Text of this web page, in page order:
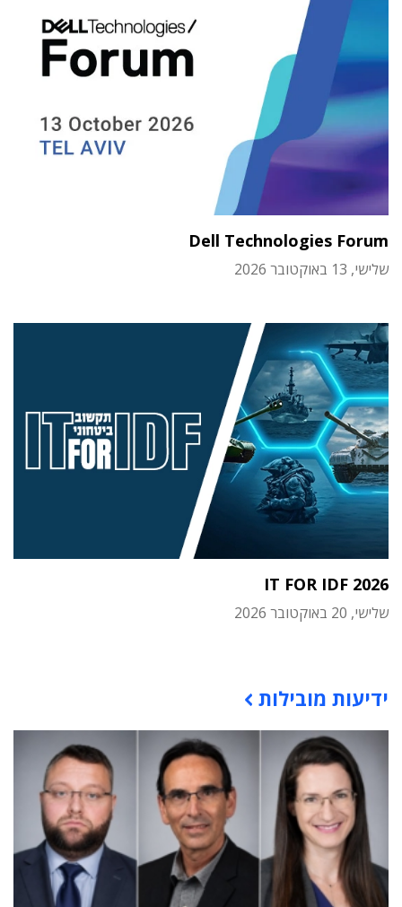
Dell Technologies Forum
שלישי, 13 באוקטובר 2026
IT FOR IDF 2026
שלישי, 20 באוקטובר 2026
ידיעות מובילות